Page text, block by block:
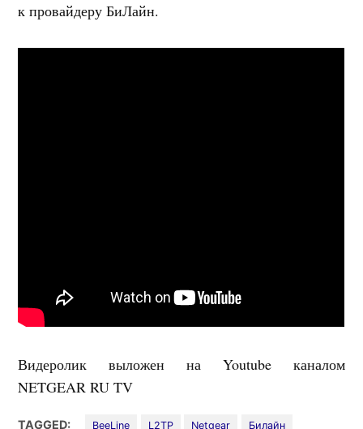
к провайдеру БиЛайн.
Видеролик выложен на Youtube каналом
NETGEAR RU TV
TAGGED: BeeLine L2TP Netgear Билайн